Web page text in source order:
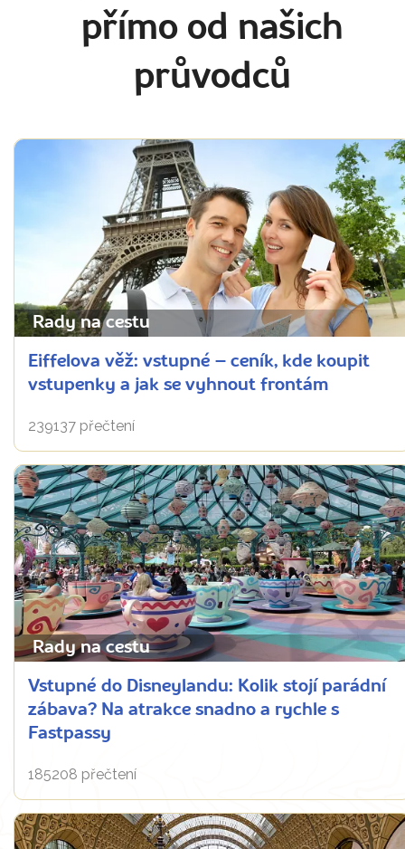
přímo od našich
průvodců
Rady na cestu
Eiffelova věž: vstupné – ceník, kde koupit
vstupenky a jak se vyhnout frontám
239137 přečtení
Rady na cestu
Vstupné do Disneylandu: Kolik stojí parádní
zábava? Na atrakce snadno a rychle s
Fastpassy
185208 přečtení